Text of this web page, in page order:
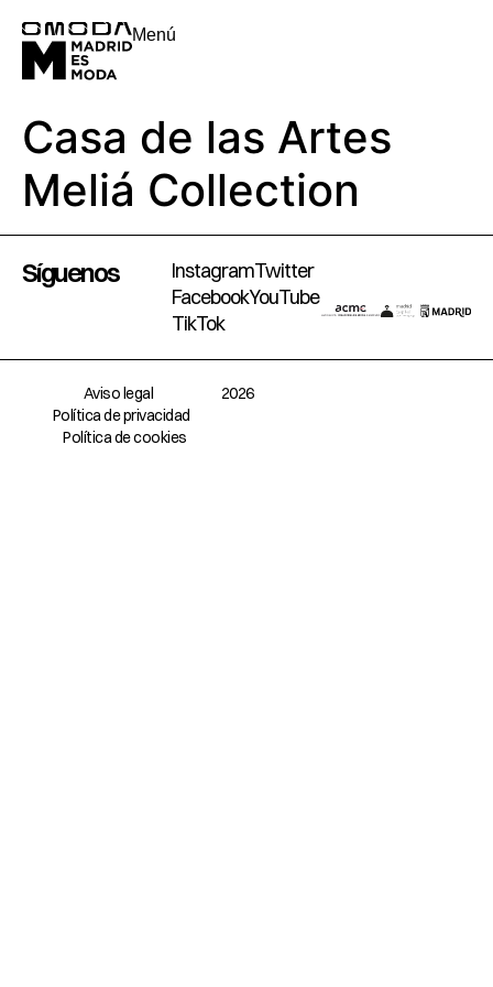
Menú
Casa de las Artes
Meliá Collection
Síguenos InstagramTwitter
FacebookYouTube
TikTok
Aviso legal
Política de privacidad
Política de cookies
2026